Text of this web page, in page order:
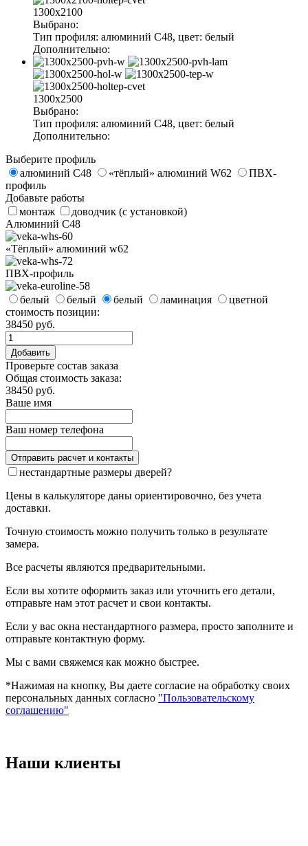
1300x2100
Выбрано:
Тип профиля: алюминий С48, цвет: белый
Дополнительно:
1300x2500
Выбрано:
Тип профиля: алюминий С48, цвет: белый
Дополнительно:
Выберите профиль
алюминий С48
«тёплый» алюминий W62
ПВХ-
профиль
Добавьте работы
монтаж
доводчик (с установкой)
Алюминий С48
«Тёплый» алюминий w62
ПВХ-профиль
белый белый белый ламинация
цветной
стоимость позиции:
38450 руб.
Проверьте состав заказа
Общая стоимость заказа:
38450 руб.
Ваше имя
Ваш номер телефона
нестандартные размеры дверей?
Цены в калькуляторе даны ориентировочно, без учета
доставки.
Точную стоимость можно получить только в результате
замера.
Все расчеты являются предварительными.
Если вы хотите оформить заказ или уточнить его детали,
отправьте нам этот расчет и свои контакты.
Если у вас окна нестандартного размера, просто заполните и
отправьте контактную форму.
Мы с вами свяжемся как можно быстрее.
*Нажимая на кнопку, Вы даете согласие на обработку своих
персональных данных согласно "Пользовательскому
соглашению"
Наши клиенты